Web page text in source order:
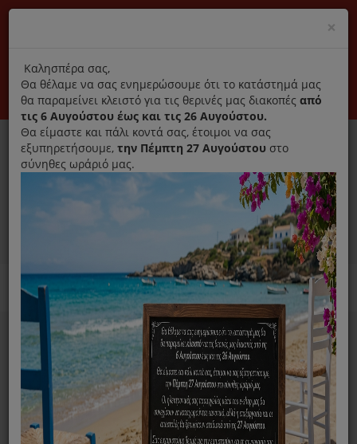
Αποκλειστικά γνήσια ανταλλακτικά
Σύνδεση Εγγραφή Εταιρεία Επικοινωνία
0
Ανταλλακτικά ηλεκτρικών συσκευών MENU
Home Χύτρα
Ανταλλακτικά Χύτρας
Βαλβίδα Εκτόνωσης Ατμού Για Χύτρα Izzy Multi Natura
×
title
Καλησπέρα σας,
Θα θέλαμε να σας ενημερώσουμε ότι το κατάστημά μας
θα παραμείνει κλειστό για τις θερινές μας διακοπές από
τις 6 Αυγούστου έως και τις 26 Αυγούστου.
Θα είμαστε και πάλι κοντά σας, έτοιμοι να σας
εξυπηρετήσουμε, την Πέμπτη 27 Αυγούστου στο
σύνηθες ωράριό μας.